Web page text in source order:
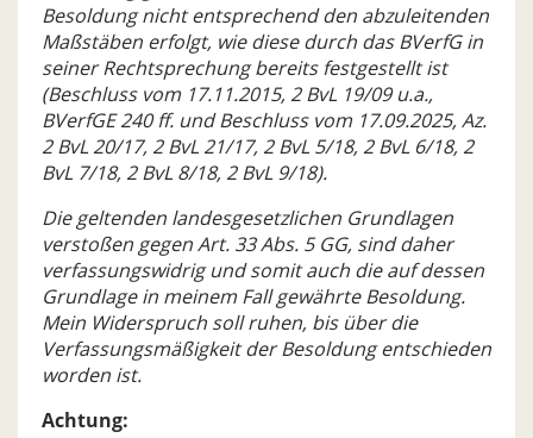
Besoldung nicht entsprechend den abzuleitenden
Maßstäben erfolgt, wie diese durch das BVerfG in
seiner Rechtsprechung bereits festgestellt ist
(Beschluss vom 17.11.2015, 2 BvL 19/09 u.a.‚
BVerfGE 240 ff. und Beschluss vom 17.09.2025, Az.
2 BvL 20/17, 2 BvL 21/17, 2 BvL 5/18, 2 BvL 6/18, 2
BvL 7/18, 2 BvL 8/18, 2 BvL 9/18).
Die geltenden landesgesetzlichen Grundlagen
verstoßen gegen Art. 33 Abs. 5 GG, sind daher
verfassungswidrig und somit auch die auf dessen
Grundlage in meinem Fall gewährte Besoldung.
Mein Widerspruch soll ruhen, bis über die
Verfassungsmäßigkeit der Besoldung entschieden
worden ist.
Achtung: